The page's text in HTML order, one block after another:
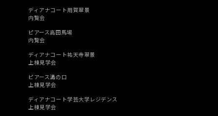
ディアナコート用賀翠景
内覧会
ピアース高田馬場
内覧会
ディアナコート祐天寺翠景
上棟見学会
ピアース溝の口
上棟見学会
ディアナコート学芸大学レジデンス
上棟見学会